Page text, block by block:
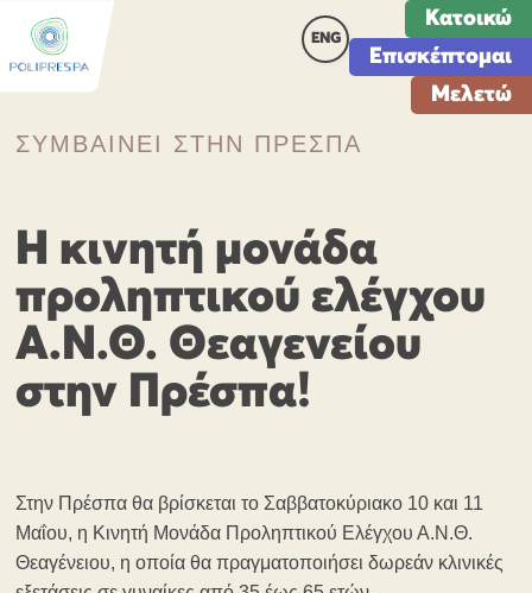
ENG
Κατοικώ
Επισκέπτομαι
Μελετώ
ΣΥΜΒΑΙΝΕΙ ΣΤΗΝ ΠΡΕΣΠΑ
Η κινητή μονάδα
προληπτικού ελέγχου
Α.Ν.Θ. Θεαγενείου
στην Πρέσπα!
Στην Πρέσπα θα βρίσκεται το Σαββατοκύριακο 10 και 11
Μαΐου, η Κινητή Μονάδα Προληπτικού Ελέγχου Α.Ν.Θ.
Θεαγένειου, η οποία θα πραγματοποιήσει δωρεάν κλινικές